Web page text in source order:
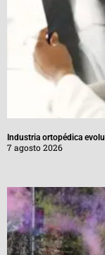
Industria ortopédica
7 agosto 2026